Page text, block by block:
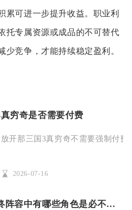
累可进一步提升收益。职业利
托专属资源或成品的不可替代
少竞争，才能持续稳定盈利。
穷奇是否需要付费
放开那三国3真穷奇不需要强制付
2026-07-16
容中有哪些角色是必不可少的